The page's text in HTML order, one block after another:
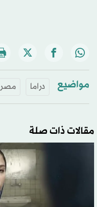
مواضيع دراما مصر
مقالات ذات صلة